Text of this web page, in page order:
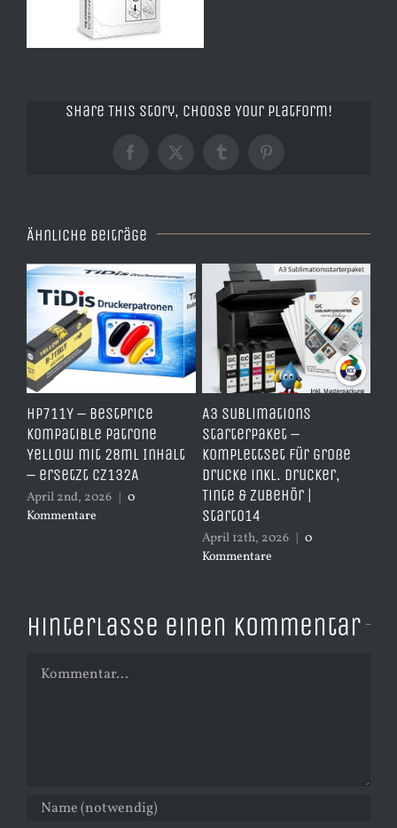
Share This Story, Choose Your Platform!
Facebook
X TumblrPinterest
Ähnliche Beiträge
HP711Y – BestPrice
Kompatible Patrone
Yellow mit 28ml Inhalt
– ersetzt CZ132A
April 2nd, 2026 | 0
Kommentare
A3 Sublimations
Starterpaket –
Komplettset für große
Drucke inkl. Drucker,
Tinte & Zubehör |
Start014
April 12th, 2026 | 0
Kommentare
Hinterlasse einen Kommentar
Kommentar